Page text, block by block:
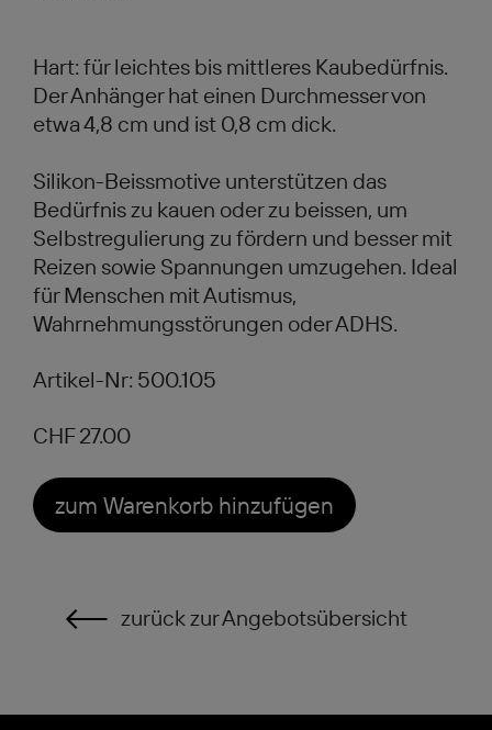
Hart: für leichtes bis mittleres Kaubedürfnis.
Der Anhänger hat einen Durchmesser von
etwa 4,8 cm und ist 0,8 cm dick.
Silikon-Beissmotive unterstützen das
Bedürfnis zu kauen oder zu beissen, um
Selbstregulierung zu fördern und besser mit
Reizen sowie Spannungen umzugehen. Ideal
für Menschen mit Autismus,
Wahrnehmungsstörungen oder ADHS.
Artikel-Nr: 500.105
CHF 27.00
zum Warenkorb hinzufügen
zurück zur Angebotsübersicht